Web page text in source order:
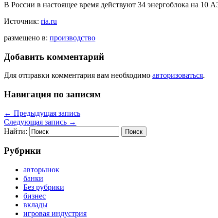
В России в настоящее время действуют 34 энергоблока на 10
Источник: ria.ru
размещено в: производство
Добавить комментарий
Для отправки комментария вам необходимо авторизоваться.
Навигация по записям
← Предыдущая запись
Следующая запись →
Найти:
Рубрики
авторынок
банки
Без рубрики
бизнес
вклады
игровая индустрия